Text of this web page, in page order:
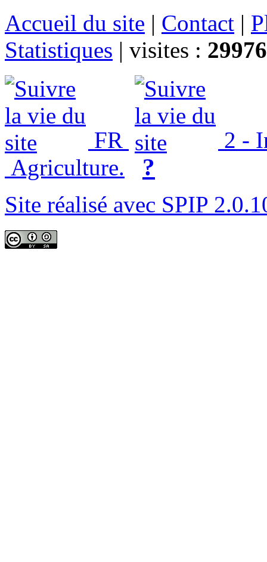
Accueil du site | Contact |
Statistiques | visites :
FR
2 -
Agriculture.
?
Site réalisé avec SPIP